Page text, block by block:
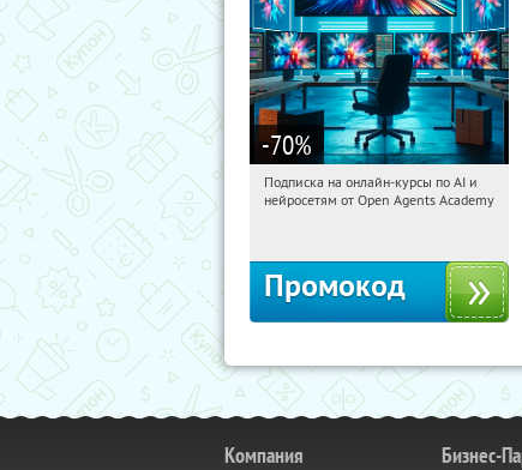
-70%
02:12:10 Получили:
Подписка на онлайн-курсы по AI и
нейросетям от Open Agents Academy
Промокод
Компания Бизнес-